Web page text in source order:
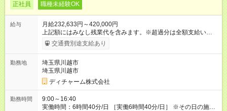
正社員 職種未経験OK
給与
月給232,633円～420,000円
上記額にはみなし残業代を含みます。※超過分は全額支給いたし
ます。 みなし残業代 54,967円／月 みなし残業時間 41.5時間／
月 【みなし残業について】 みなし残業には帰宅時間と帰宅後の
働がなくても固定の手当としてお支払いしています。 施設での
稼働が長引いた場合、その分の残業代をお支払いいたします。
【モデル年収】 入社2年目/チーフスタイリスト/40代：29万円
（週5日勤務、担当業務手当含む） 入社4年目/チームリーダ
ー/50代：35万円（週5日勤務、自家用車手当、担当業務手当含
む） 入社12年目/エリアマネージャー/40代：55万円（週6日勤
交通費別途支給あり
勤務地
埼玉県川越市
埼玉県川越市
ディチャーム株式会社
勤務時間
9:00～16:40
実働時間：6時間40分/日 ［実働6時間40分/日］ ※その日の施術